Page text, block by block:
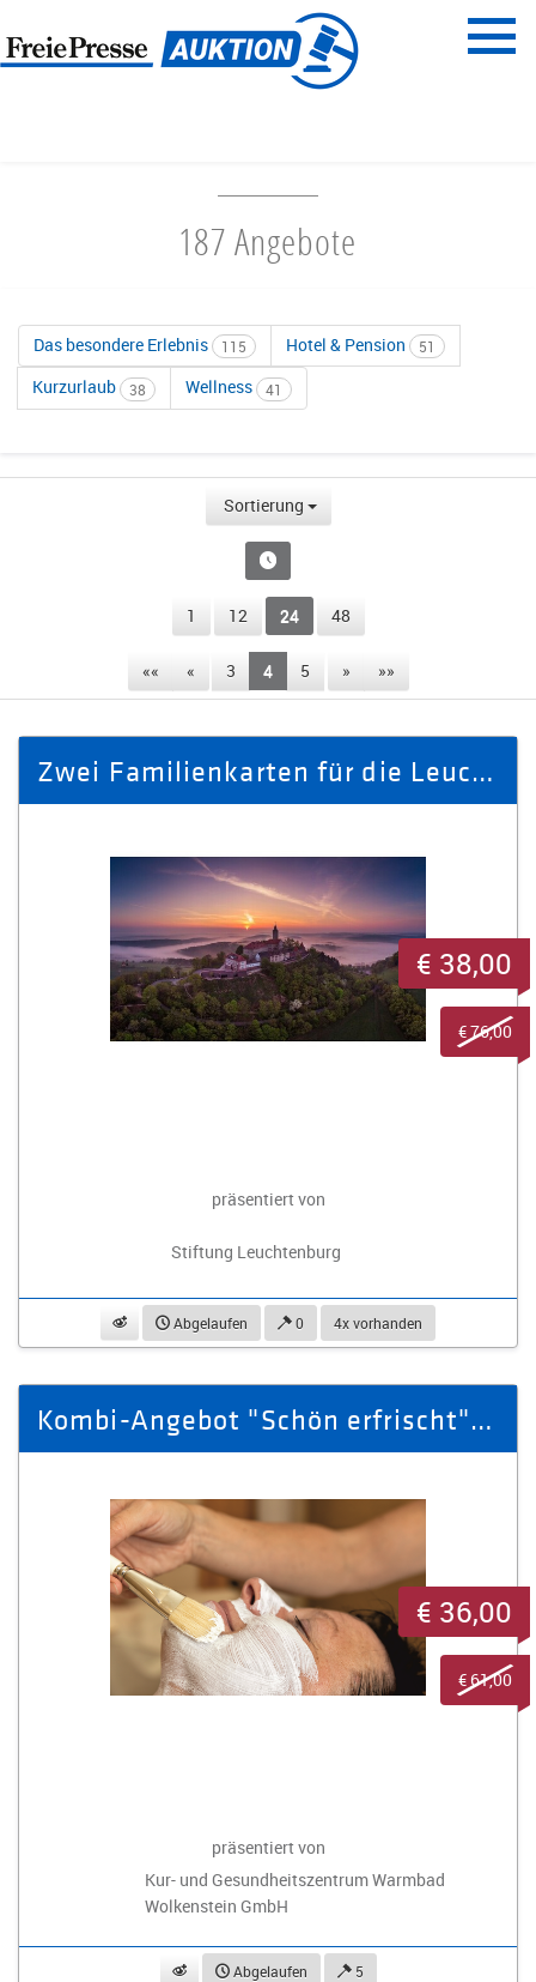
Menü
187 Angebote
Das besondere Erlebnis 115 Hotel & Pension 51
Kurzurlaub 38 Wellness 41
Sortierung
1 12 24 48
«« « 3 4 5 » »»
Zwei Familienkarten für die Leuchtenburg
präsentiert von
Stiftung Leuchtenburg
beobachtenAbgelaufen 0 4x vorhanden
€ 38,00
€ 76,00
Kombi-Angebot "Schön erfrischt" für 1 Person
präsentiert von
Kur- und Gesundheitszentrum Warmbad
Wolkenstein GmbH
beobachtenAbgelaufen 5
€ 36,00
€ 61,00